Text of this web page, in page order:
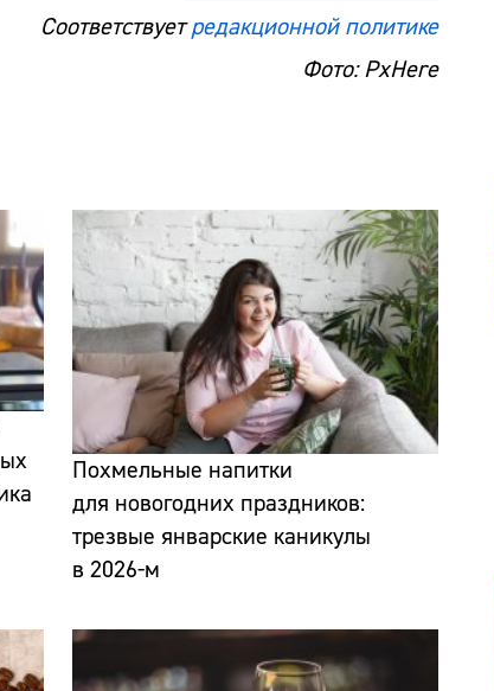
Соответствуетредакционной политике
Фото: PxHere
Похмельные напитки
для новогодних праздников:
трезвые январские каникулы
в 2026-м